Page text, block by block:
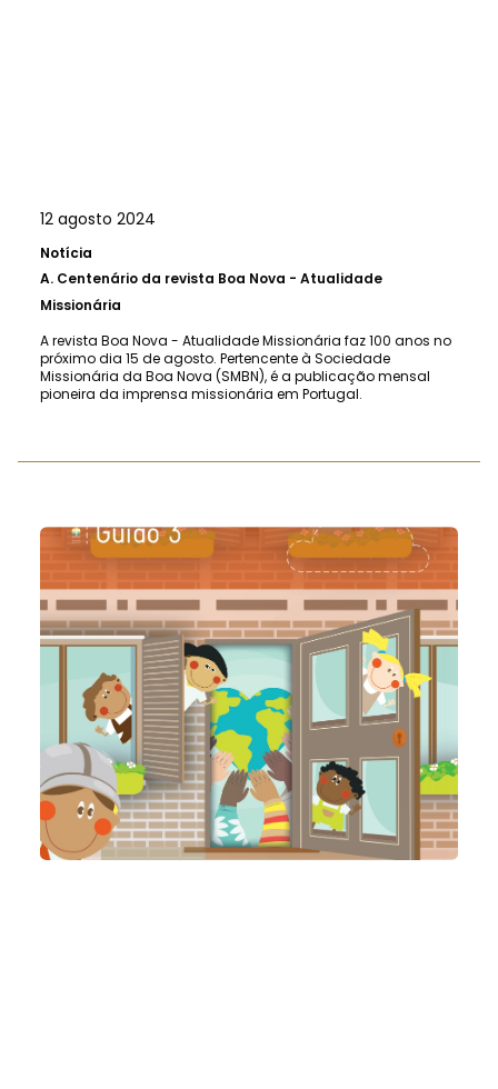
12 agosto 2024
Notícia
A. Centenário da revista Boa Nova - Atualidade
Missionária
A revista Boa Nova - Atualidade Missionária faz 100 anos no
próximo dia 15 de agosto. Pertencente à Sociedade
Missionária da Boa Nova (SMBN), é a publicação mensal
pioneira da imprensa missionária em Portugal.